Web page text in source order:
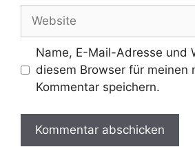
Adresse
Website
Name, E-Mail-Adresse und
diesem Browser für meinen
Kommentar speichern.